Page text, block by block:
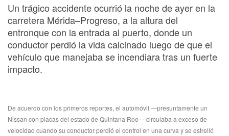
Un trágico accidente ocurrió la noche de ayer en la
carretera Mérida–Progreso, a la altura del
entronque con la entrada al puerto, donde un
conductor perdió la vida calcinado luego de que el
vehículo que manejaba se incendiara tras un fuerte
impacto.
De acuerdo con los primeros reportes, el automóvil —presuntamente un
Nissan con placas del estado de Quintana Roo— circulaba a exceso de
velocidad cuando su conductor perdió el control en una curva y se estrelló